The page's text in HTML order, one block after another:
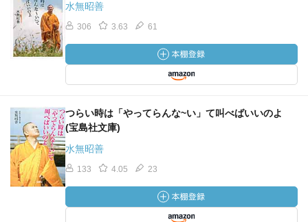
水無昭善
306 3.63 61
つらい時は「やってらんな~い」て叫べばいいのよ
(宝島社文庫)
水無昭善
133 4.05 23